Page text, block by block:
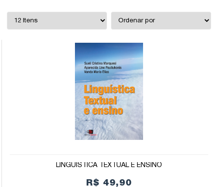
LINGUÍSTICA TEXTUAL E ENSINO
R$ 49,90